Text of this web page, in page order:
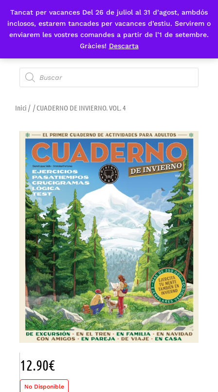
Tancat per vacances Del 26 de juliol al 31 d’agost, ambdós
inclosos, estarem tancades per vacances d’estiu. Servirem o
enviarem les vostres comandes a partir de l’1 de setembre.
Gràcies! Descarta
Fes-te'n sòcia
Inici / / CUADERNO DE INVIERNO. VOL. 4
12.90€
No Disponible